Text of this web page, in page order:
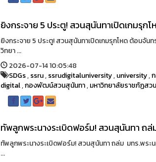
ยิงกระจาย 5 ประตู! สวนสุนันทาเปิดเกมรุ
ยิงกระจาย 5 ประตู! สวนสุนันทาเปิดเกมรุกโหด ต้อนจั
วิทยา ...
2026-07-14 10:05:48
SDGs,ssru,ssrudigitaluniversity,university,
digital,กองพัฒน์สวนสุนันทา,มหาวิทยาลัยราชภัฏสว
ทัพลูกพระนางระเบิดฟอร์ม! สวนสุนันทา ถ
ทัพลูกพระนางระเบิดฟอร์ม! สวนสุนันทา ถล่ม มทร.พร
...